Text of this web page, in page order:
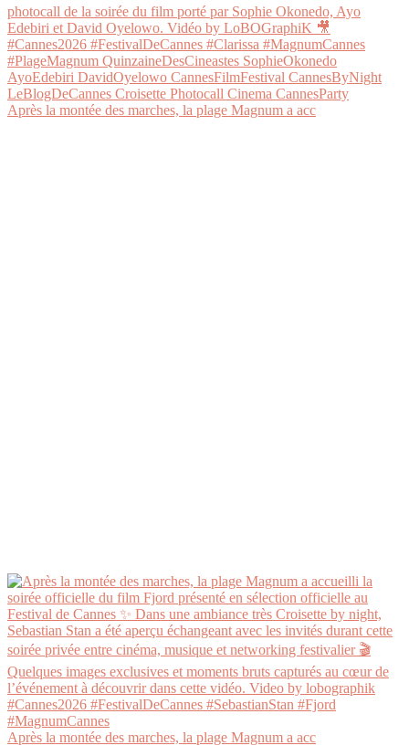
Après la montée des marches, la plage Magnum a acc
Après la montée des marches, la plage Magnum a acc